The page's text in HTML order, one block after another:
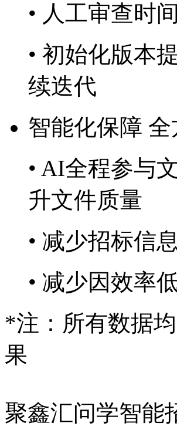
• 人工审查时
• 初始化版本
续迭代
智能化保障
• AI全程参与文
升文件质量
• 减少招标信
• 减少因效率
*注：所有数
果
聚鑫汇问学智能